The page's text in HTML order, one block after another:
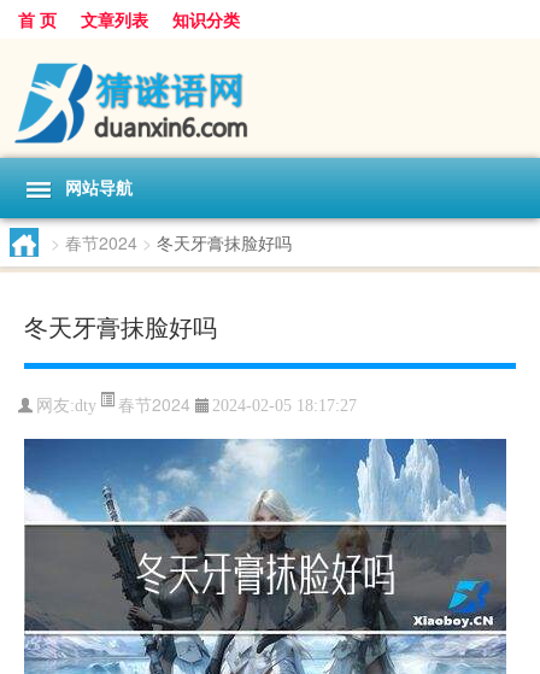
首 页 文章列表 知识分类
网站导航
> 春节2024 > 冬天牙膏抹脸好吗
冬天牙膏抹脸好吗
网友:dty 春节2024 2024-02-05 18:17:27